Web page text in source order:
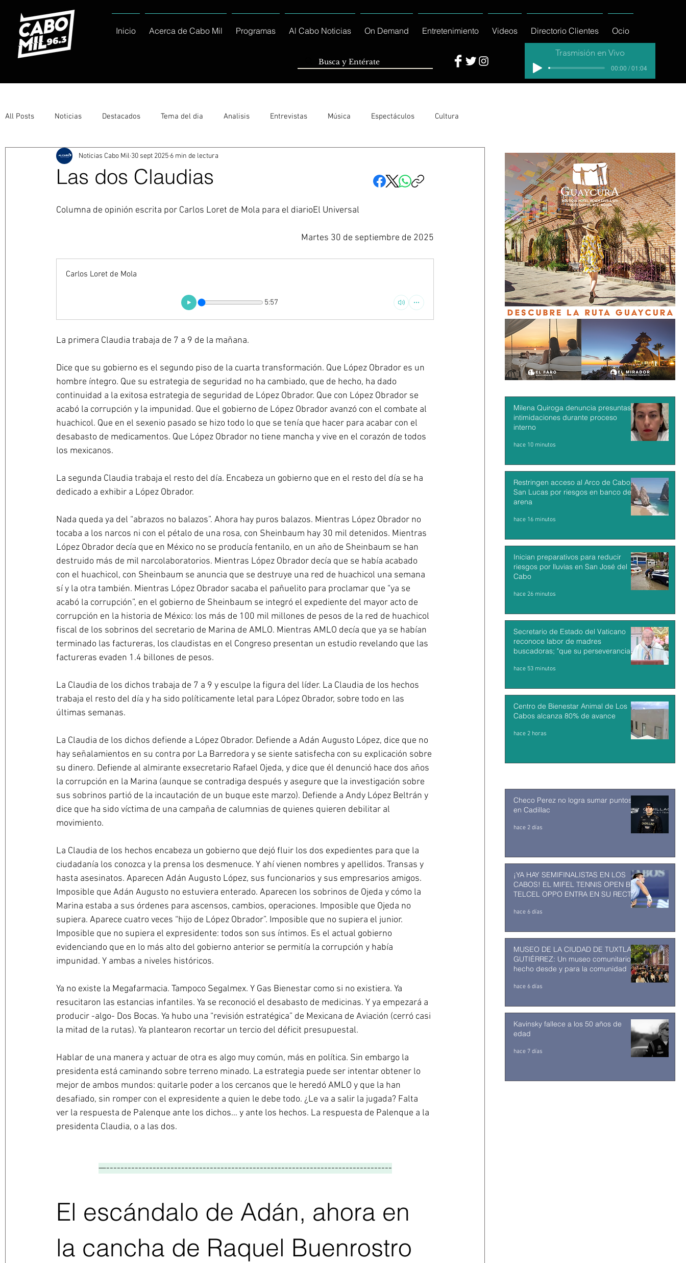
Inicio Acerca de Cabo Mil Programas Al Cabo Noticias On Demand Entretenimiento Videos Directorio Clientes Ocio
Trasmisión en Vivo
00:00 / 01:04
All Posts Noticias Destacados Tema del dia Analisis Entrevistas Música Espectáculos Cultura
Entérate Deportes La buena del día
Las dos Claudias
Noticias Cabo Mil 30 sept 2025 6 min de lectura
Columna de opinión escrita por Carlos Loret de Mola para el diarioEl Universal
Martes 30 de septiembre de 2025
Carlos Loret de Mola
5:57
La primera Claudia trabaja de 7 a 9 de la mañana.
Dice que su gobierno es el segundo piso de la cuarta transformación. Que López Obrador es un
hombre íntegro. Que su estrategia de seguridad no ha cambiado, que de hecho, ha dado
continuidad a la exitosa estrategia de seguridad de López Obrador. Que con López Obrador se
acabó la corrupción y la impunidad. Que el gobierno de López Obrador avanzó con el combate al
huachicol. Que en el sexenio pasado se hizo todo lo que se tenía que hacer para acabar con el
desabasto de medicamentos. Que López Obrador no tiene mancha y vive en el corazón de todos
los mexicanos.
La segunda Claudia trabaja el resto del día. Encabeza un gobierno que en el resto del día se ha
dedicado a exhibir a López Obrador.
Nada queda ya del “abrazos no balazos”. Ahora hay puros balazos. Mientras López Obrador no
tocaba a los narcos ni con el pétalo de una rosa, con Sheinbaum hay 30 mil detenidos. Mientras
López Obrador decía que en México no se producía fentanilo, en un año de Sheinbaum se han
destruido más de mil narcolaboratorios. Mientras López Obrador decía que se había acabado
con el huachicol, con Sheinbaum se anuncia que se destruye una red de huachicol una semana
sí y la otra también. Mientras López Obrador sacaba el pañuelito para proclamar que “ya se
acabó la corrupción”, en el gobierno de Sheinbaum se integró el expediente del mayor acto de
corrupción en la historia de México: los más de 100 mil millones de pesos de la red de huachicol
fiscal de los sobrinos del secretario de Marina de AMLO. Mientras AMLO decía que ya se habían
terminado las factureras, los claudistas en el Congreso presentan un estudio revelando que las
factureras evaden 1.4 billones de pesos.
La Claudia de los dichos trabaja de 7 a 9 y esculpe la figura del líder. La Claudia de los hechos
trabaja el resto del día y ha sido políticamente letal para López Obrador, sobre todo en las
últimas semanas.
La Claudia de los dichos defiende a López Obrador. Defiende a Adán Augusto López, dice que no
hay señalamientos en su contra por La Barredora y se siente satisfecha con su explicación sobre
su dinero. Defiende al almirante exsecretario Rafael Ojeda, y dice que él denunció hace dos años
la corrupción en la Marina (aunque se contradiga después y asegure que la investigación sobre
sus sobrinos partió de la incautación de un buque este marzo). Defiende a Andy López Beltrán y
dice que ha sido víctima de una campaña de calumnias de quienes quieren debilitar al
movimiento.
La Claudia de los hechos encabeza un gobierno que dejó fluir los dos expedientes para que la
ciudadanía los conozca y la prensa los desmenuce. Y ahí vienen nombres y apellidos. Transas y
hasta asesinatos. Aparecen Adán Augusto López, sus funcionarios y sus empresarios amigos.
Imposible que Adán Augusto no estuviera enterado. Aparecen los sobrinos de Ojeda y cómo la
Marina estaba a sus órdenes para ascensos, cambios, operaciones. Imposible que Ojeda no
supiera. Aparece cuatro veces “hijo de López Obrador”. Imposible que no supiera el junior.
Imposible que no supiera el expresidente: todos son sus íntimos. Es el actual gobierno
evidenciando que en lo más alto del gobierno anterior se permitía la corrupción y había
impunidad. Y ambas a niveles históricos.
Ya no existe la Megafarmacia. Tampoco Segalmex. Y Gas Bienestar como si no existiera. Ya
resucitaron las estancias infantiles. Ya se reconoció el desabasto de medicinas. Y ya empezará a
producir -algo- Dos Bocas. Ya hubo una “revisión estratégica” de Mexicana de Aviación (cerró casi
la mitad de la rutas). Ya plantearon recortar un tercio del déficit presupuestal.
Hablar de una manera y actuar de otra es algo muy común, más en política. Sin embargo la
presidenta está caminando sobre terreno minado. La estrategia puede ser intentar obtener lo
mejor de ambos mundos: quitarle poder a los cercanos que le heredó AMLO y que la han
desafiado, sin romper con el expresidente a quien le debe todo. ¿Le va a salir la jugada? Falta
ver la respuesta de Palenque ante los dichos… y ante los hechos. La respuesta de Palenque a la
presidenta Claudia, o a las dos.
—--------------------------------------------------------------------------------
El escándalo de Adán, ahora en
la cancha de Raquel Buenrostro
Milena Quiroga denuncia presuntas
intimidaciones durante proceso
interno
hace 10 minutos
Restringen acceso al Arco de Cabo
San Lucas por riesgos en banco de
arena
hace 16 minutos
Inician preparativos para reducir
riesgos por lluvias en San José del
Cabo
hace 26 minutos
Secretario de Estado del Vaticano
reconoce labor de madres
buscadoras; "que su perseverancia y
hace 53 minutos
Centro de Bienestar Animal de Los
Cabos alcanza 80% de avance
hace 2 horas
Checo Perez no logra sumar puntos
en Cadillac
hace 2 días
¡YA HAY SEMIFINALISTAS EN LOS
CABOS! EL MIFEL TENNIS OPEN BY
TELCEL OPPO ENTRA EN SU RECTA
hace 6 días
MUSEO DE LA CIUDAD DE TUXTLA
GUTIÉRREZ: Un museo comunitario
hecho desde y para la comunidad
hace 6 días
Kavinsky fallece a los 50 años de
edad
hace 7 días